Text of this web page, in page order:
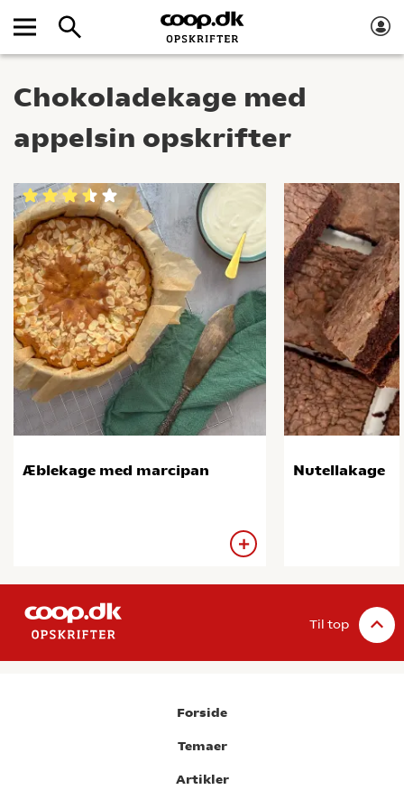
Chokoladekage med
appelsin opskrifter
Æblekage med marcipan Nutellakage
Til top
Forside
Temaer
Artikler